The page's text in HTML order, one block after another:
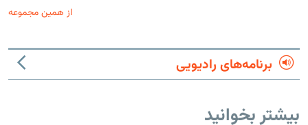
از همین مجموعه
برنامه‌های رادیویی
بیشتر بخوانید